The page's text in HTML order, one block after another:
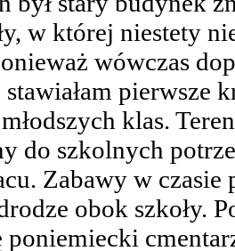
w której niestety
wówczas
pierwsze
klas.
do szkolnych
Zabawy w czasie
obok szkoły.
poniemiecki